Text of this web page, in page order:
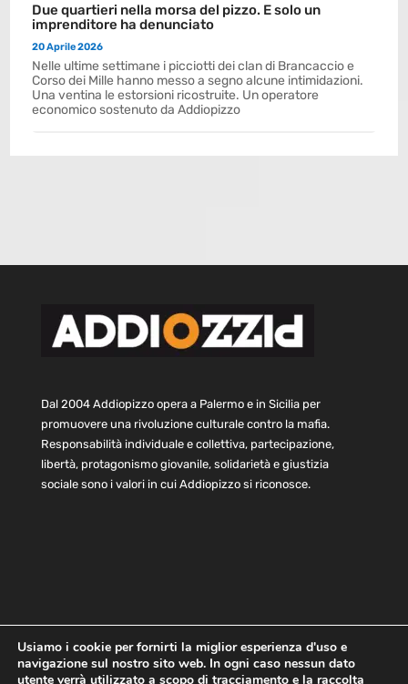
Due quartieri nella morsa del pizzo. E solo un
imprenditore ha denunciato
20 Aprile 2026
Nelle ultime settimane i picciotti dei clan di Brancaccio e
Corso dei Mille hanno messo a segno alcune intimidazioni.
Una ventina le estorsioni ricostruite. Un operatore
economico sostenuto da Addiopizzo
Dal 2004 Addiopizzo opera a Palermo e in Sicilia per
promuovere una rivoluzione culturale contro la mafia.
Responsabilità individuale e collettiva, partecipazione,
libertà, protagonismo giovanile, solidarietà e giustizia
sociale sono i valori in cui Addiopizzo si riconosce.
Home Statuto e bilancio
Contatti
Usiamo i cookie per fornirti la miglior esperienza d'uso e
navigazione sul nostro sito web. In ogni caso nessun dato
utente verrà utilizzato a scopo di tracciamento e la raccolta